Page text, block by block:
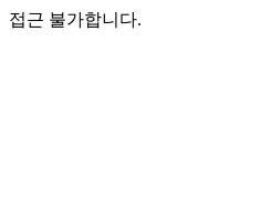
접근 불가합니다.